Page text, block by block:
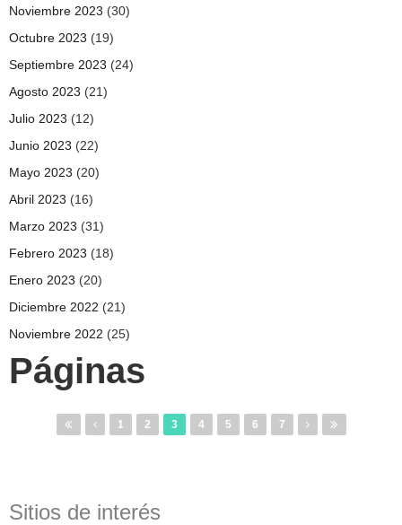
Noviembre 2023 (30)
Octubre 2023 (19)
Septiembre 2023 (24)
Agosto 2023 (21)
Julio 2023 (12)
Junio 2023 (22)
Mayo 2023 (20)
Abril 2023 (16)
Marzo 2023 (31)
Febrero 2023 (18)
Enero 2023 (20)
Diciembre 2022 (21)
Noviembre 2022 (25)
Páginas
1 2 3 4 5 6 7
Sitios de interés